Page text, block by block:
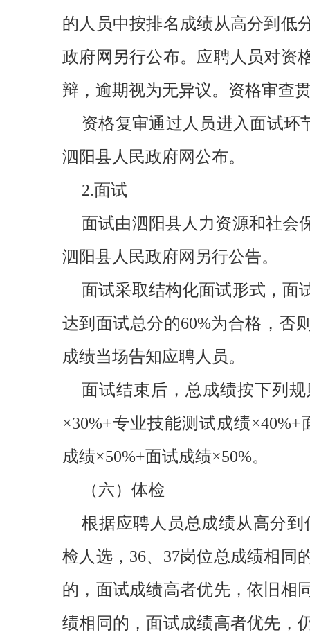
的人员中按排名成绩从高分到低
政府网另行公布。应聘人员对资
辩，逾期视为无异议。资格审查
资格复审通过人员进入面试环
泗阳县人民政府网公布。
2.面试
面试由泗阳县人力资源和社会
泗阳县人民政府网另行公告。
面试采取结构化面试形式，面
达到面试总分的60%为合格，否
成绩当场告知应聘人员。
面试结束后，总成绩按下列
×30%+专业技能测试成绩
成绩×50%+面试成绩×50%。
（六）体检
根据应聘人员总成绩从高分
检人选，36、37岗位总成绩相同
的，面试成绩高者优先，依旧相
绩相同的，面试成绩高者优先，